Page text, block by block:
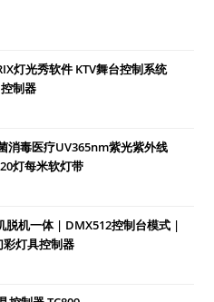
灯光秀软件 KTV舞台控制系统
制器
消毒医疗UV365nm紫光紫外线
灯每米软灯带
脱机一体 | DMX512控制台模式 |
灯具控制器